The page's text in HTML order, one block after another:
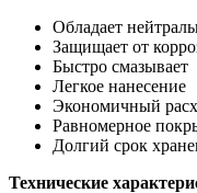
Обладает
Защищает от
Быстро смазывает
Легкое нанесение
Экономичный
Равномерное
Долгий срок
Технические